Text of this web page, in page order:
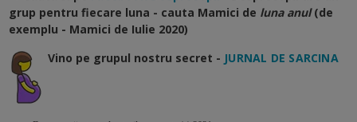
grup pentru fiecare luna - cauta Mamici de luna anul (de
exemplu - Mamici de Iulie 2020)
Vino pe grupul nostru secret - JURNAL DE SARCINA